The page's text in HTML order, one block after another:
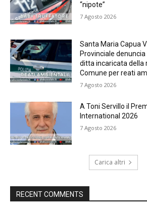
“nipote”
7 Agosto 2026
Santa Maria Capua
Provinciale
ditta incaricata della
Comune per reati
7 Agosto 2026
A Toni Servillo il
International 2026
7 Agosto 2026
Carica altri
RECENT COMMENTS